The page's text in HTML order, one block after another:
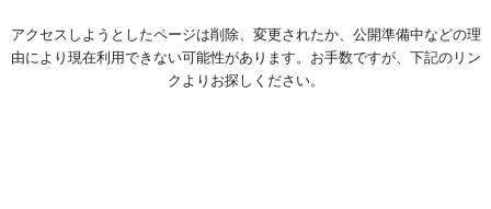
アクセスしようとしたページは削除、変更されたか、公開準備中などの理
由により現在利用できない可能性があります。お手数ですが、下記のリン
クよりお探しください。